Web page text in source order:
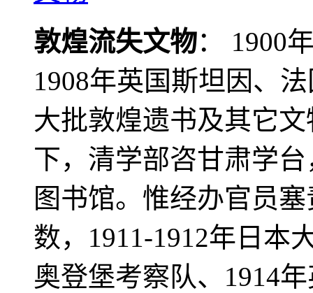
敦煌流失文物： 1900
1908年英国斯坦因、
大批敦煌遗书及其它
下，清学部咨甘肃学
图书馆。惟经办官员
数，1911-1912年日本
奥登堡考察队、1914